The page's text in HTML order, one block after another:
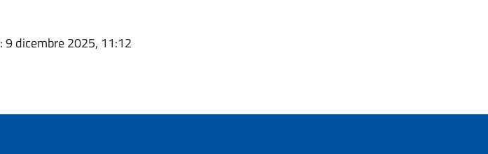
: 9 dicembre 2025, 11:12